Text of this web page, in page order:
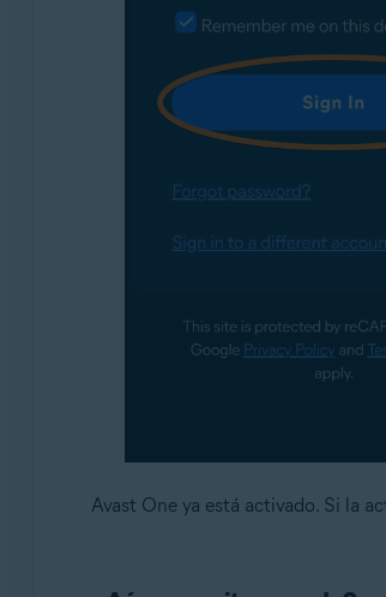
Avast One ya está activado. Si la